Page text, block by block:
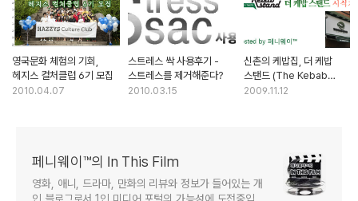
영국문화 체험의 기회,
헤지스 컬처클럽 6기 모집
2010.04.07
스트레스 싹 사용후기 -
스트레스를 제거해준다?
2010.03.15
신촌의 케밥집, 더 케밥
스탠드 (The Kebab
Stand) 시식기
2009.11.12
페니웨이™의 In This Film
영화, 애니, 드라마, 만화의 리뷰와 정보가 들어있는 개